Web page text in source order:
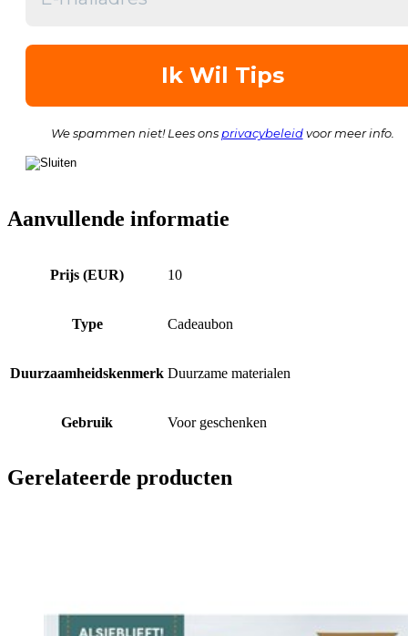
We spammen niet! Lees ons privacybeleidvoor meer info.
Aanvullende informatie
Prijs (EUR) 10
Type Cadeaubon
Duurzaamheidskenmerk Duurzame materialen
Gebruik Voor geschenken
Gerelateerde producten